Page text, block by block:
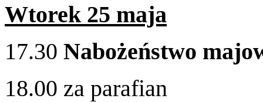
Wtorek 25 maja
17.30 Nabożeństwo
18.00 za parafian